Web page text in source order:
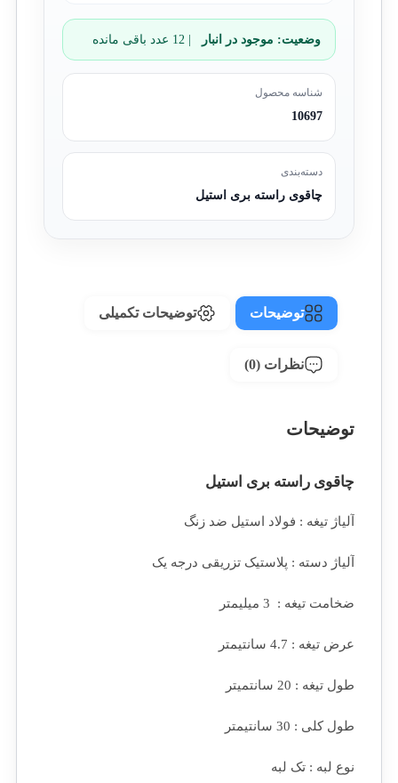
وضعیت: موجود در انبار
شناسه محصول
10697
دسته‌بندی
چاقوی راسته بری استیل
توضیحات توضیحات تکمیلی
نظرات (0)
توضیحات
چاقوی راسته بری استیل
آلیاژ تیغه : فولاد استیل ضد زنگ
آلیاژ دسته : پلاستیک تزریقی درجه یک
ضخامت تیغه : 3 میلیمتر
عرض تیغه : 4.7 سانتیمتر
طول تیغه : 20 سانتمیتر
طول کلی : 30 سانتیمتر
نوع لبه : تک لبه